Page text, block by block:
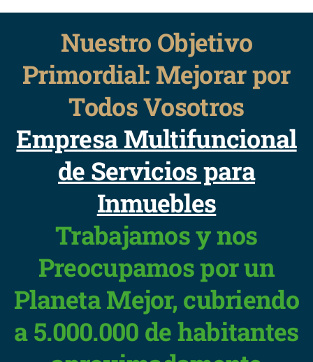
Nuestro Objetivo
Primordial: Mejorar por
Todos Vosotros
Empresa Multifuncional
de Servicios para
Inmuebles
Trabajamos y nos
Preocupamos por un
Planeta Mejor, cubriendo
a 5.000.000 de habitantes